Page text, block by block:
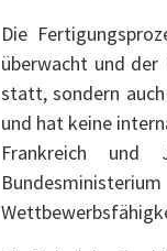
Die
überwacht und der
statt, sondern
und hat keine
Frankreich und